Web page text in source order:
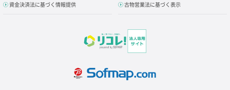
資金決済法に基づく情報提供 古物営業法に基づく表示